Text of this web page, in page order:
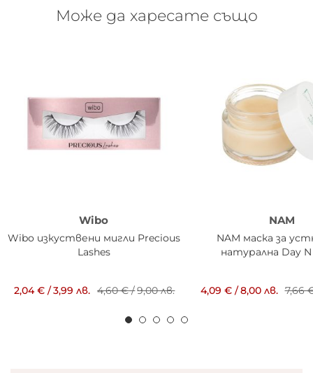
Може да харесате също
Wibo
Wibo изкуствени мигли Precious
Lashes
2,04 € /3,99 лв. 4,60 €/9,00 лв.
NAM
NAM маска за
натурална Day
4,09 €/8,00 лв. 7,66